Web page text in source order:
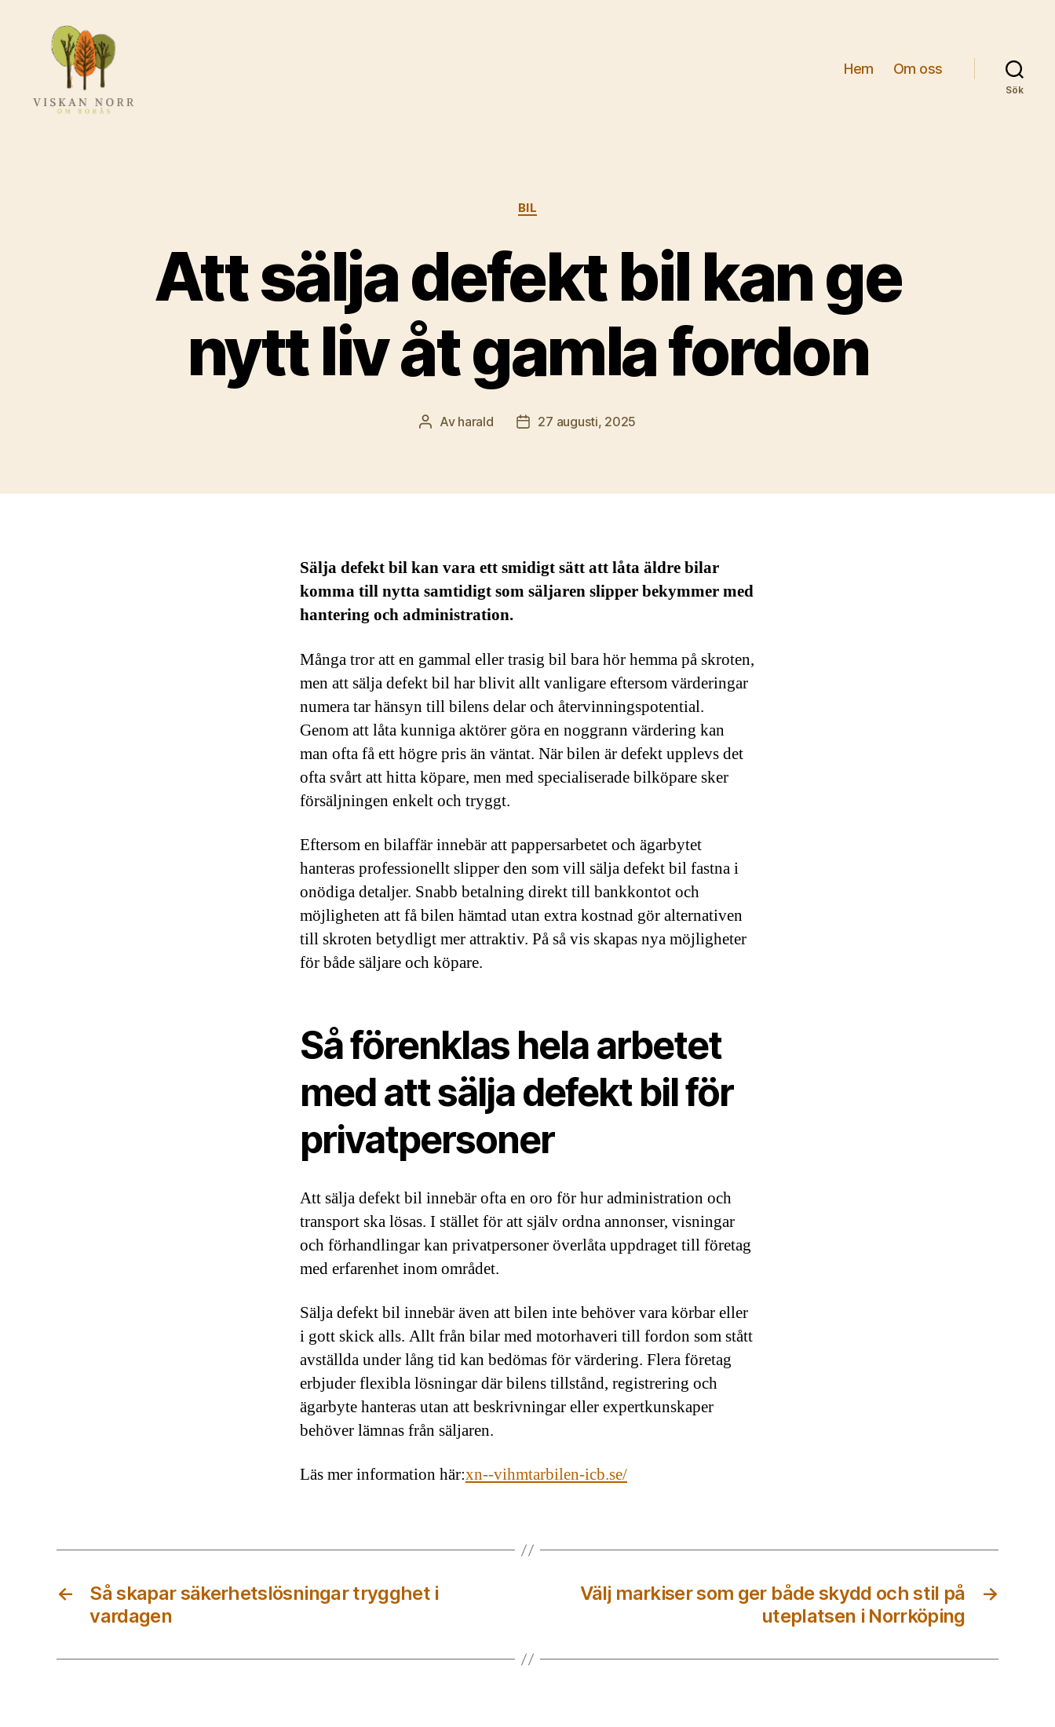
Hem Om oss
Sök
Kategorier
BIL
Att sälja defekt bil kan ge
nytt liv åt gamla fordon
Inläggsförfattare
Av harald Inläggsdatum
27 augusti, 2025
Sälja defekt bil kan vara ett smidigt sätt att låta äldre bilar
komma till nytta samtidigt som säljaren slipper bekymmer med
hantering och administration.
Många tror att en gammal eller trasig bil bara hör hemma på skroten,
men att sälja defekt bil har blivit allt vanligare eftersom värderingar
numera tar hänsyn till bilens delar och återvinningspotential.
Genom att låta kunniga aktörer göra en noggrann värdering kan
man ofta få ett högre pris än väntat. När bilen är defekt upplevs det
ofta svårt att hitta köpare, men med specialiserade bilköpare sker
försäljningen enkelt och tryggt.
Eftersom en bilaffär innebär att pappersarbetet och ägarbytet
hanteras professionellt slipper den som vill sälja defekt bil fastna i
onödiga detaljer. Snabb betalning direkt till bankkontot och
möjligheten att få bilen hämtad utan extra kostnad gör alternativen
till skroten betydligt mer attraktiv. På så vis skapas nya möjligheter
för både säljare och köpare.
Så förenklas hela arbetet
med att sälja defekt bil för
privatpersoner
Att sälja defekt bil innebär ofta en oro för hur administration och
transport ska lösas. I stället för att själv ordna annonser, visningar
och förhandlingar kan privatpersoner överlåta uppdraget till företag
med erfarenhet inom området.
Sälja defekt bil innebär även att bilen inte behöver vara körbar eller
i gott skick alls. Allt från bilar med motorhaveri till fordon som stått
avställda under lång tid kan bedömas för värdering. Flera företag
erbjuder flexibla lösningar där bilens tillstånd, registrering och
ägarbyte hanteras utan att beskrivningar eller expertkunskaper
behöver lämnas från säljaren.
Läs mer information här:xn--vihmtarbilen-icb.se/
←
Så skapar säkerhetslösningar trygghet i
vardagen
→
Välj markiser som ger både skydd och stil på
uteplatsen i Norrköping